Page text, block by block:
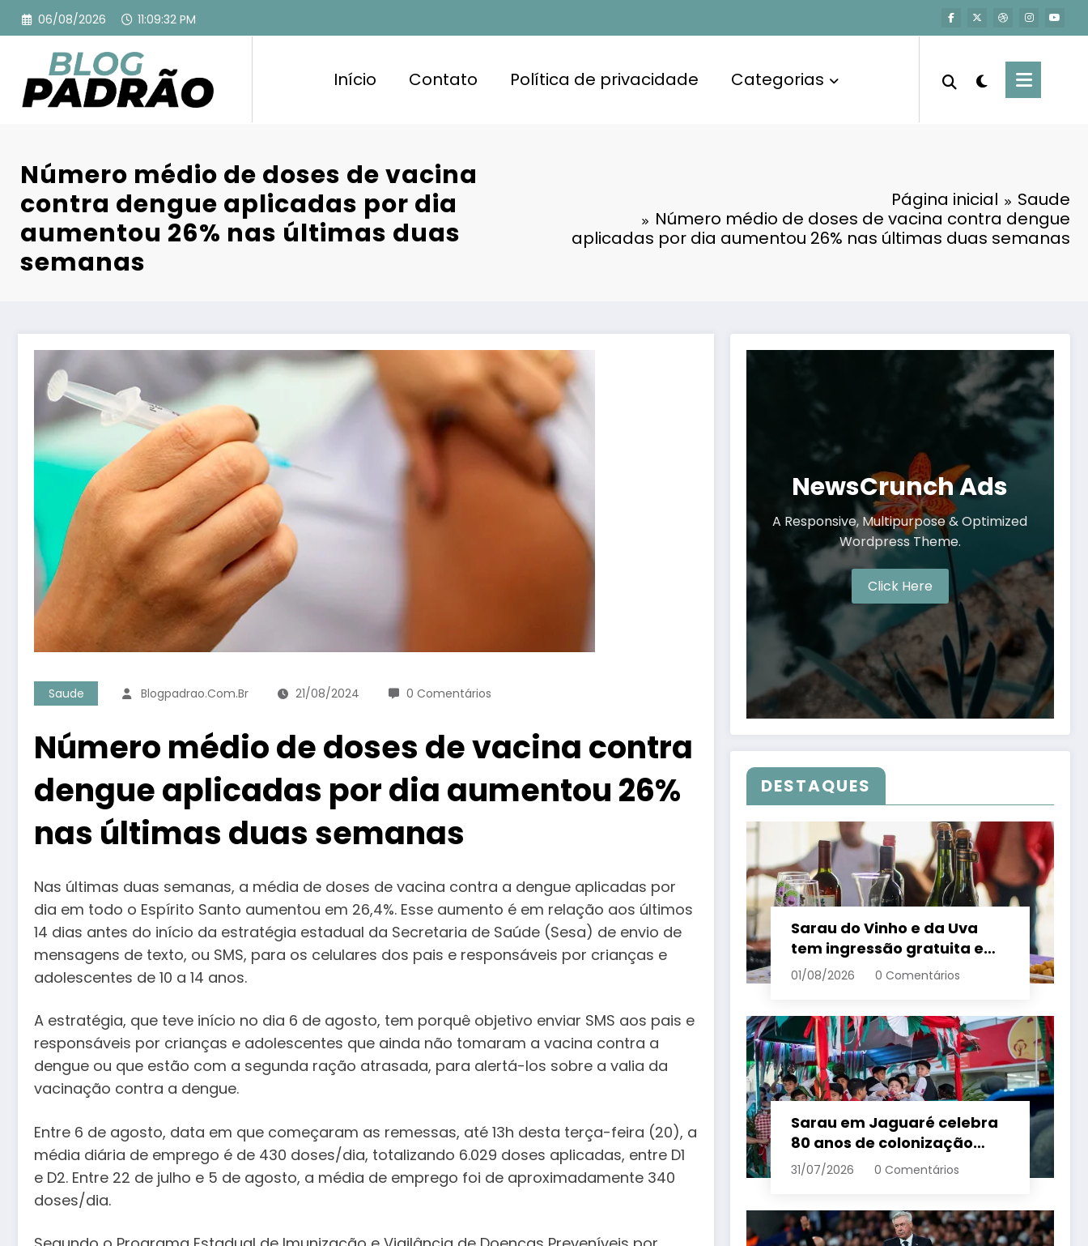
Pular
para
conteúdo
06/08/2026 11:09:33 PM
Início Contato Política de privacidade Categorias
Número médio de doses de vacina
contra dengue aplicadas por dia
aumentou 26% nas últimas duas
semanas
Página inicial
Saude
Número médio de doses de vacina contra dengue
aplicadas por dia aumentou 26% nas últimas duas semanas
Saude Blogpadrao.com.br 21/08/2024 0 Comentários
Número médio de doses de vacina contra
dengue aplicadas por dia aumentou 26%
nas últimas duas semanas
Nas últimas duas semanas, a média de doses de vacina contra a dengue aplicadas por
dia em todo o Espírito Santo aumentou em 26,4%. Esse aumento é em relação aos últimos
14 dias antes do início da estratégia estadual da Secretaria de Saúde (Sesa) de envio de
mensagens de texto, ou SMS, para os celulares dos pais e responsáveis ​​por crianças e
adolescentes de 10 a 14 anos.
A estratégia, que teve início no dia 6 de agosto, tem porquê objetivo enviar SMS aos pais e
responsáveis ​​por crianças e adolescentes que ainda não tomaram a vacina contra a
dengue ou que estão com a segunda ração atrasada, para alertá-los sobre a valia da
vacinação contra a dengue.
Entre 6 de agosto, data em que começaram as remessas, até 13h desta terça-feira (20), a
média diária de emprego é de 430 doses/dia, totalizando 6.029 doses aplicadas, entre D1
e D2. Entre 22 de julho e 5 de agosto, a média de emprego foi de aproximadamente 340
doses/dia.
NewsCrunch Ads
A Responsive, Multipurpose & Optimized
Wordpress Theme.
Click Here
DESTAQUES
Sarau do Vinho e da Uva
tem ingressão gratuita e
distribui 250 litros de suco
01/08/2026 0 Comentários
Sarau em Jaguaré celebra
80 anos de colonização
italiana com tradição e
31/07/2026 0 Comentários